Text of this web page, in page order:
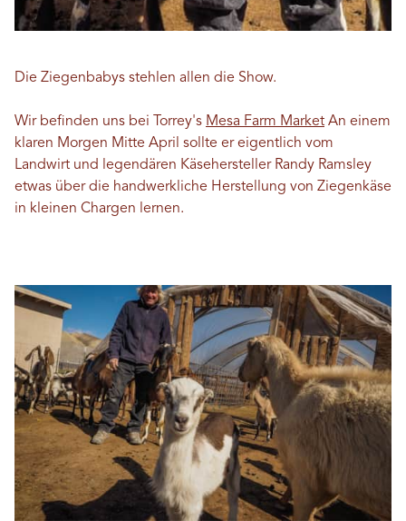
Die Ziegenbabys stehlen allen die Show.
Wir befinden uns bei Torrey's Mesa Farm Market An einem
klaren Morgen Mitte April sollte er eigentlich vom
Landwirt und legendären Käsehersteller Randy Ramsley
etwas über die handwerkliche Herstellung von Ziegenkäse
in kleinen Chargen lernen.